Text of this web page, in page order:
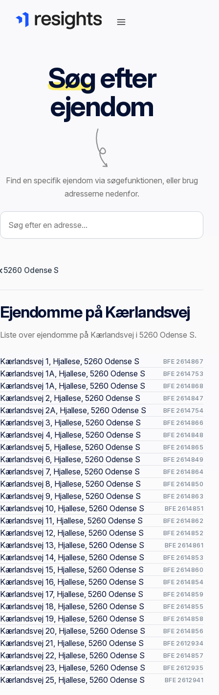
Søgefter
ejendom
Find en specifik ejendom via søgefunktionen, eller brug
adresserne nedenfor.
Søg efter ejendom
5260 Odense S
Ejendomme på Kærlandsvej
Liste over ejendomme på Kærlandsvej i 5260 Odense S.
Offentlige ejendomssider
Kærlandsvej 1, Hjallese, 5260 Odense S BFE 2614867
Kærlandsvej 1A, Hjallese, 5260 Odense S BFE 2614753
Kærlandsvej 1A, Hjallese, 5260 Odense S BFE 2614868
Kærlandsvej 2, Hjallese, 5260 Odense S BFE 2614847
Kærlandsvej 2A, Hjallese, 5260 Odense S BFE 2614754
Kærlandsvej 3, Hjallese, 5260 Odense S BFE 2614866
Kærlandsvej 4, Hjallese, 5260 Odense S BFE 2614848
Kærlandsvej 5, Hjallese, 5260 Odense S BFE 2614865
Kærlandsvej 6, Hjallese, 5260 Odense S BFE 2614849
Kærlandsvej 7, Hjallese, 5260 Odense S BFE 2614864
Kærlandsvej 8, Hjallese, 5260 Odense S BFE 2614850
Kærlandsvej 9, Hjallese, 5260 Odense S BFE 2614863
Kærlandsvej 10, Hjallese, 5260 Odense S BFE 2614851
Kærlandsvej 11, Hjallese, 5260 Odense S BFE 2614862
Kærlandsvej 12, Hjallese, 5260 Odense S BFE 2614852
Kærlandsvej 13, Hjallese, 5260 Odense S BFE 2614861
Kærlandsvej 14, Hjallese, 5260 Odense S BFE 2614853
Kærlandsvej 15, Hjallese, 5260 Odense S BFE 2614860
Kærlandsvej 16, Hjallese, 5260 Odense S BFE 2614854
Kærlandsvej 17, Hjallese, 5260 Odense S BFE 2614859
Kærlandsvej 18, Hjallese, 5260 Odense S BFE 2614855
Kærlandsvej 19, Hjallese, 5260 Odense S BFE 2614858
Kærlandsvej 20, Hjallese, 5260 Odense S BFE 2614856
Kærlandsvej 21, Hjallese, 5260 Odense S BFE 2612934
Kærlandsvej 22, Hjallese, 5260 Odense S BFE 2614857
Kærlandsvej 23, Hjallese, 5260 Odense S BFE 2612935
Kærlandsvej 25, Hjallese, 5260 Odense S BFE 2612941